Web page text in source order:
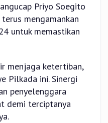
Priyo Soegito
mengamankan
untuk memastikan
menjaga ketertiban,
Pilkada ini. Sinergi
penyelenggara
demi terciptanya